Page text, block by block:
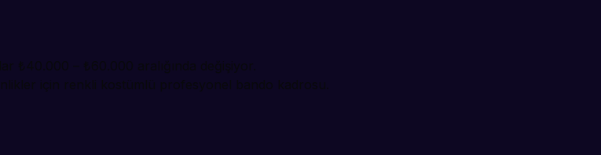
₺40.000 – ₺60.000 aralığında değişiyor.
için renkli kostümlü profesyonel bando kadrosu.